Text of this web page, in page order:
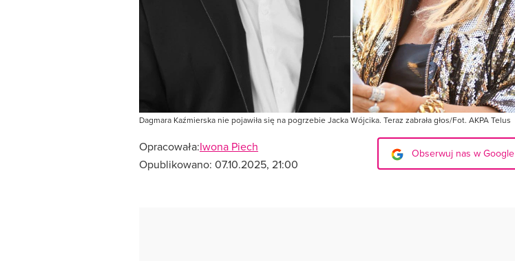
Dagmara Kaźmierska nie pojawiła się na pogrzebie Jacka Wójcika. Teraz zabrała głos/Fot. AKPA Telus
Opracowała:Iwona Piech
Opublikowano: 07.10.2025, 21:00
Obserwuj nas w Google